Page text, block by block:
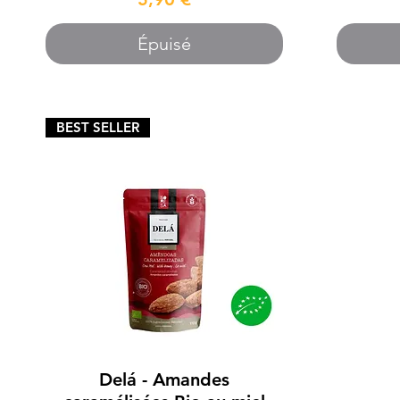
Épuisé
Aperçu rapide
BEST SELLER
Delá - Amandes